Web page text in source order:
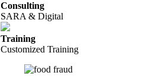
Consulting
SARA & Digital
Training
Customized Training